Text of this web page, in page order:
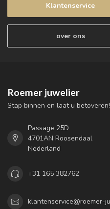
Klantenservice
over ons
Roemer juwelier
Stap binnen en laat u betoveren!
Passage 25D
4701AN Roosendaal
Nederland
+31 165 382762
klantenservice@roemer-